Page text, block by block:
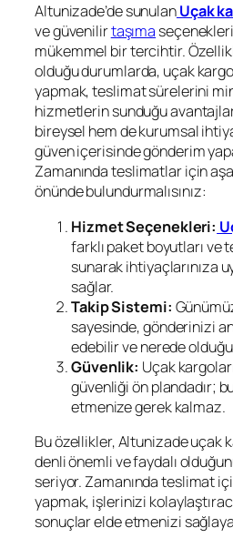
Altunizade’de sunulanUçak
ve güvenilirtaşıma
mükemmel bir tercihtir.
olduğu durumlarda, uçak
yapmak, teslimat sürelerini
hizmetlerin sunduğu
bireysel hem de kurumsal
güven içerisinde gönderim
Zamanında teslimatlar için
önünde bulundurmalısınız:
Hizmet Seçenekleri:
farklı paket boyutları ve
sunarak ihtiyaçlarınıza
sağlar.
Takip Sistemi:
sayesinde, gönderinizi
edebilir ve nerede
Güvenlik: Uçak
güvenliği ön plandadır;
etmenize gerek kalmaz.
Bu özellikler, Altunizade uçak
denli önemli ve faydalı
seriyor. Zamanında teslimat
yapmak, işlerinizi
sonuçlar elde etmenizi